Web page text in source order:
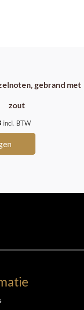
gebrand met
zout
Prijsklasse:
€8,25
tot
incl. BTW